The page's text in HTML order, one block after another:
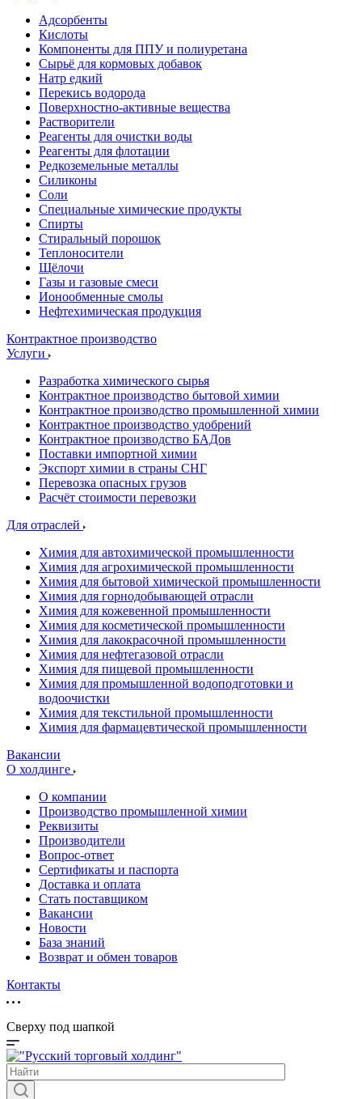
Адсорбенты
Кислоты
Компоненты для ППУ и полиуретана
Сырьё для кормовых добавок
Натр едкий
Перекись водорода
Поверхностно-активные вещества
Растворители
Реагенты для очистки воды
Реагенты для флотации
Редкоземельные металлы
Силиконы
Соли
Специальные химические продукты
Спирты
Стиральный порошок
Теплоносители
Щёлочи
Газы и газовые смеси
Ионообменные смолы
Нефтехимическая продукция
Контрактное производство
Услуги
Разработка химического сырья
Контрактное производство бытовой химии
Контрактное производство промышленной химии
Контрактное производство удобрений
Контрактное производство БАДов
Поставки импортной химии
Экспорт химии в страны СНГ
Перевозка опасных грузов
Расчёт стоимости перевозки
Для отраслей
Химия для автохимической промышленности
Химия для агрохимической промышленности
Химия для бытовой химической промышленности
Химия для горнодобывающей отрасли
Химия для кожевенной промышленности
Химия для косметической промышленности
Химия для лакокрасочной промышленности
Химия для нефтегазовой отрасли
Химия для пищевой промышленности
Химия для промышленной водоподготовки и
водоочистки
Химия для текстильной промышленности
Химия для фармацевтической промышленности
Вакансии
О холдинге
О компании
Производство промышленной химии
Реквизиты
Производители
Вопрос-ответ
Сертификаты и паспорта
Доставка и оплата
Стать поставщиком
Вакансии
Новости
База знаний
Возврат и обмен товаров
Контакты
Сверху под шапкой